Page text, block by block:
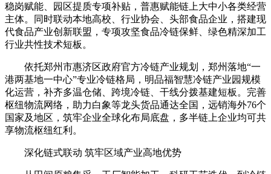
稳岗赋能、园区提质专项补贴，普惠赋能链上大中小各类经营
主体。同时联动本地高校、行业协会、头部食品企业，搭建现
代食品产业创新联盟，专项攻坚食品冷链保鲜、绿色精深加工
行业共性技术短板。
依托郑州市惠济区政府官方冷链产业规划，郑州落地“一
港两基地一中心”专业冷链格局，明品福智慧冷链产业园规模
化运营，补齐多温仓储、跨境冷链、干线分拨基建短板。完善
枢纽物流网络，助力白象等龙头货品通达全国，远销海外76个
国家及地区，筑牢企业全球化布局底盘，多半链上企业均可共
享物流枢纽红利。
深化链式联动 筑牢区域产业高地优势